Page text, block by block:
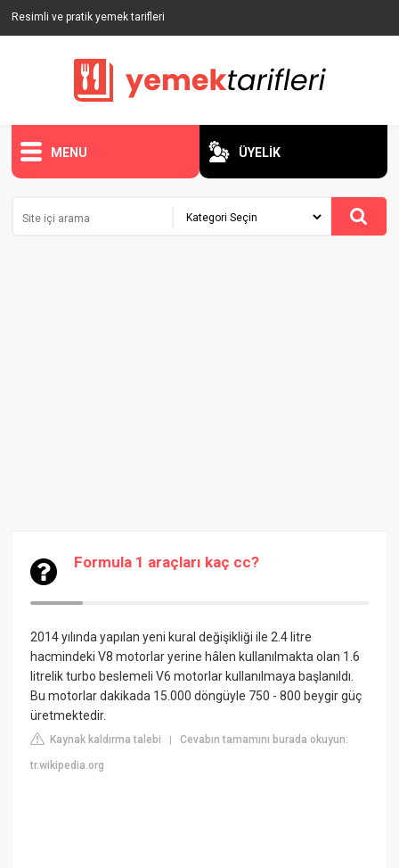
Resimli ve pratik yemek tarifleri
MENU ÜYELİK
Formula 1 araçları kaç cc?
2014 yılında yapılan yeni kural değişikliği ile 2.4 litre
hacmindeki V8 motorlar yerine hâlen kullanılmakta olan 1.6
litrelik turbo beslemeli V6 motorlar kullanılmaya başlanıldı.
Bu motorlar dakikada 15.000 döngüyle 750 - 800 beygir güç
üretmektedir.
Kaynak kaldırma talebi |Cevabın tamamını burada okuyun:
tr.wikipedia.org